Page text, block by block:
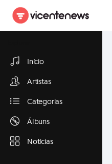
Início
Artistas
Categorias
Álbuns
Notícias